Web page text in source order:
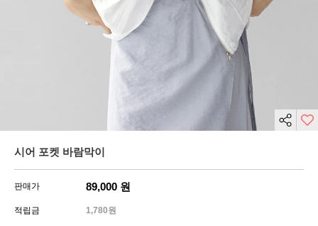
시어 포켓 바람막이
판매가 89,000 원
적립금 1,780원